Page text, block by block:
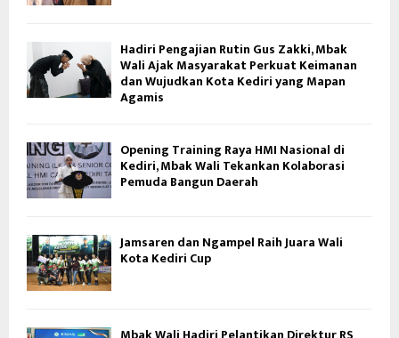
Hadiri Pengajian Rutin Gus Zakki, Mbak
Wali Ajak Masyarakat Perkuat Keimanan
dan Wujudkan Kota Kediri yang Mapan
Agamis
Opening Training Raya HMI Nasional di
Kediri, Mbak Wali Tekankan Kolaborasi
Pemuda Bangun Daerah
Jamsaren dan Ngampel Raih Juara Wali
Kota Kediri Cup